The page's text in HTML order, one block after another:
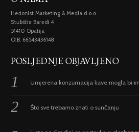
Hedonist Marketing & Media d.o.o.
Stubište Baredi 4
51410 Opatija
OIB: 66543436148
POSLJEDNJE OBJAVLJENO
Umjerena konzumacija kave mogla bi
Što sve trebamo znati o sunčanju